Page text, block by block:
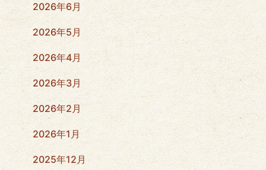
2026年6月
2026年5月
2026年4月
2026年3月
2026年2月
2026年1月
2025年12月